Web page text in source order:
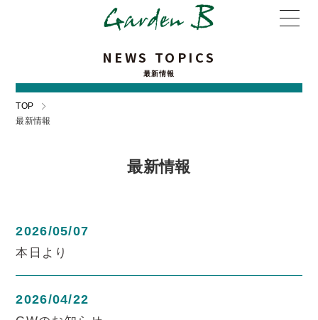
NEWS TOPICS
最新情報
TOP
最新情報
最新情報
2026/05/07
本日より
2026/04/22